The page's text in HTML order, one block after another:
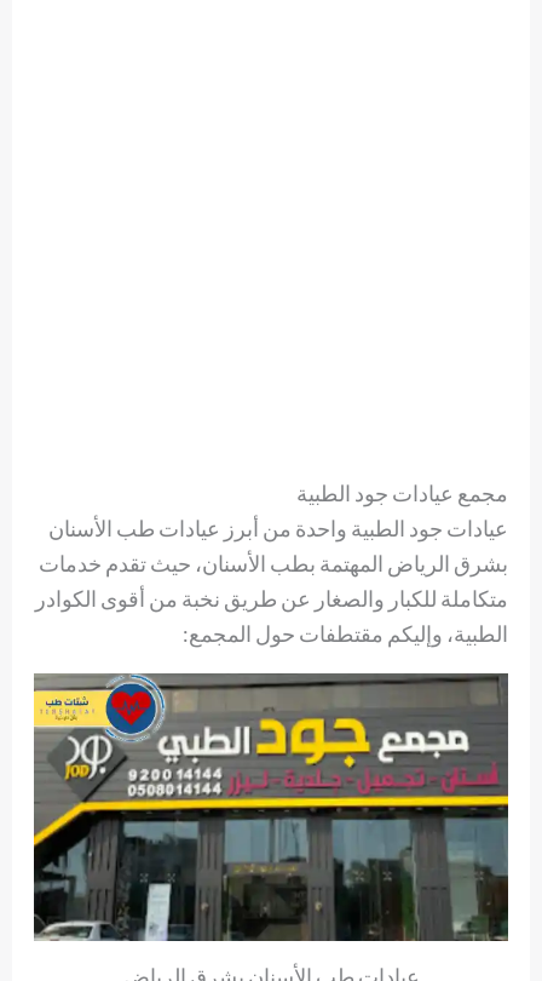
مجمع عيادات جود الطبية
عيادات جود الطبية واحدة من أبرز عيادات طب الأسنان
بشرق الرياض المهتمة بطب الأسنان، حيث تقدم خدمات
متكاملة للكبار والصغار عن طريق نخبة من أقوى الكوادر
الطبية، وإليكم مقتطفات حول المجمع: